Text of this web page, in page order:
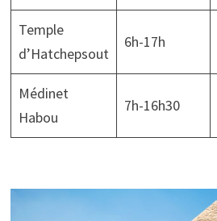
Temple
d’Hatchepsout
6h-17h
Médinet
Habou
7h-16h30